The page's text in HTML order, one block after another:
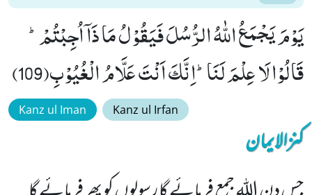
یَوْمَ یَجْمَعُ اللّٰهُ الرُّسُلَ فَیَقُوْلُ مَا ذَاۤ اُجِبْتُمْؕ-
قَالُوْا لَا عِلْمَ لَنَاؕ-اِنَّكَ اَنْتَ عَلَّامُ الْغُیُوْبِ(109)
Kanz ul Iman Kanz ul Irfan
کنزالایمان